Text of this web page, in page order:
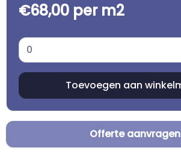
€68,00 per m2
Offerte aanvragen